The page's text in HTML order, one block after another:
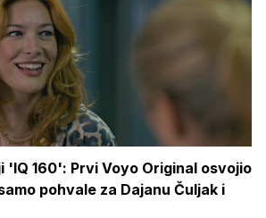
'IQ 160': Prvi Voyo Original osvojio
pohvale za Dajanu Čuljak i